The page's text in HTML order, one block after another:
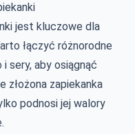
jest kluczowe dla
łączyć różnorodne
i sery, aby osiągnąć
złożona zapiekanka
podnosi jej walory